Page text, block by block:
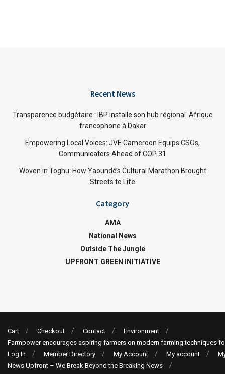
Recent News
Transparence budgétaire : IBP installe son hub régional Afrique
francophone à Dakar
Empowering Local Voices: JVE Cameroon Equips CSOs,
Communicators Ahead of COP 31
Woven in Toghu: How Yaoundé’s Cultural Marathon Brought
Streets to Life
Category
AMA
National News
Outside The Jungle
UPFRONT GREEN INITIATIVE
Cart Checkout Contact
Environment
Farmpower encourages aspiring farmers on modern farming techniques
Log In
Member Directory My Account My account
News Upfront – We Break Beyond the Breaking News